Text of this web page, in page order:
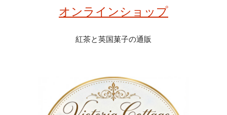
オンラインショップ
紅茶と英国菓子の通販